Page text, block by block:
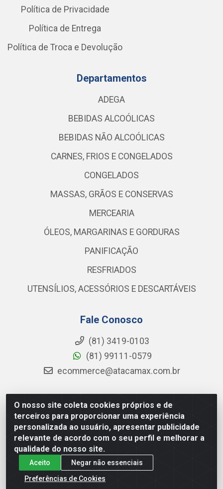
O nosso site coleta cookies próprios e de
terceiros para proporcionar uma experiência
personalizada ao usuário, apresentar publicidade
relevante de acordo com o seu perfil e melhorar a
qualidade do nosso site.
Aceito
Negar não essenciais
Preferências de Cookies
Política de Privacidade
Política de Entrega
Política de Troca e Devolução
Departamentos
ADEGA
BEBIDAS ALCOÓLICAS
BEBIDAS NÃO ALCOÓLICAS
CARNES, FRIOS E CONGELADOS
CONGELADOS
MASSAS, GRÃOS E CONSERVAS
MERCEARIA
ÓLEOS, MARGARINAS E GORDURAS
PANIFICAÇÃO
RESFRIADOS
UTENSÍLIOS, ACESSÓRIOS E DESCARTÁVEIS
Fale Conosco
(81) 3419-0103
(81) 99111-0579
ecommerce@atacamax.com.br
Atacamax Importadora de Alimentos LTDA - RODOVIA BR-
101 - SUL, KM 79,60 GP E GALPAO:D - Muribeca, Jaboatão dos
Guararapes - PE, 54355-010 - CNPJ 08.305.623/0001-84